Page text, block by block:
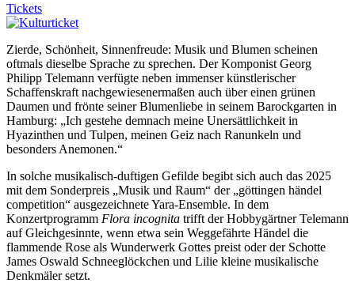
Tickets
Zierde, Schönheit, Sinnenfreude: Musik und Blumen scheinen
oftmals dieselbe Sprache zu sprechen. Der Komponist Georg
Philipp Telemann verfügte neben immenser künstlerischer
Schaffenskraft nachgewiesenermaßen auch über einen grünen
Daumen und frönte seiner Blumenliebe in seinem Barockgarten in
Hamburg: „Ich gestehe demnach meine Unersättlichkeit in
Hyazinthen und Tulpen, meinen Geiz nach Ranunkeln und
besonders Anemonen.“
In solche musikalisch-duftigen Gefilde begibt sich auch das 2025
mit dem Sonderpreis „Musik und Raum“ der „göttingen händel
competition“ ausgezeichnete Yara-Ensemble. In dem
Konzertprogramm Flora incognita trifft der Hobbygärtner Telemann
auf Gleichgesinnte, wenn etwa sein Weggefährte Händel die
flammende Rose als Wunderwerk Gottes preist oder der Schotte
James Oswald Schneeglöckchen und Lilie kleine musikalische
Denkmäler setzt.